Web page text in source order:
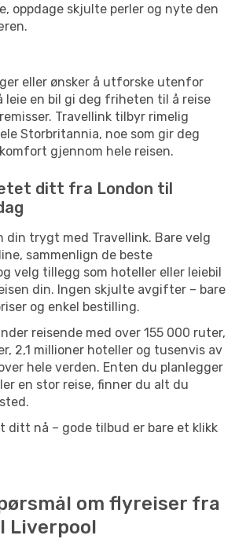
oppdage skjulte perler og nyte den
eller ønsker å utforske utenfor
leie en bil gi deg friheten til å reise
Travellink tilbyr rimelig
Storbritannia, noe som gir deg
gjennom hele reisen.
ditt fra London til
din trygt med Travellink. Bare velg
sammenlign de beste
velg tillegg som hoteller eller leiebil
din. Ingen skjulte avgifter – bare
og enkel bestilling.
reisende med over 155 000 ruter,
2,1 millioner hoteller og tusenvis av
hele verden. Enten du planlegger
en stor reise, finner du alt du
ditt nå – gode tilbud er bare et klikk
om flyreiser fra
Liverpool